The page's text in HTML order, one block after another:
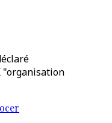
"organisation